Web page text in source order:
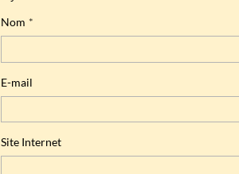
Nom
E-mail
Site Internet